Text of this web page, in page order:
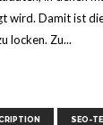
wird. Damit ist
locken. Zu...
SEO-